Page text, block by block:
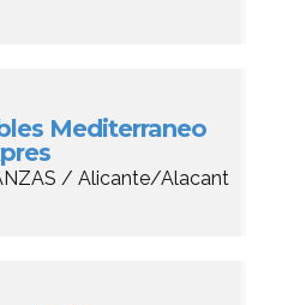
Mediterraneo
/ Alicante/Alacant